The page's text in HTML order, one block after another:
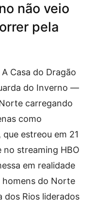
não veio
pela
Casa do Dragão
do Inverno —
carregando
como
estreou em 21
no streaming HBO
em realidade
homens do Norte
dos Rios liderados